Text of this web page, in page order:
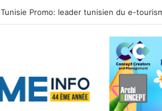
Tunisie Promo: leader tunisien du e-